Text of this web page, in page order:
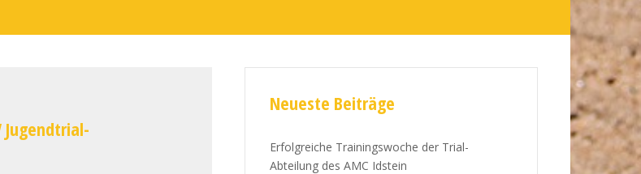
Jugendtrial-
Neueste Beiträge
Erfolgreiche Trainingswoche der Trial-
Abteilung des AMC Idstein